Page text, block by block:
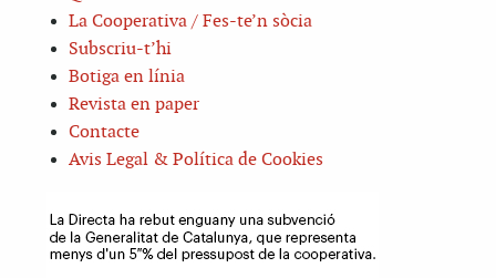
La Cooperativa / Fes-te’n sòcia
Subscriu-t’hi
Botiga en línia
Revista en paper
Contacte
Avis Legal & Política de Cookies